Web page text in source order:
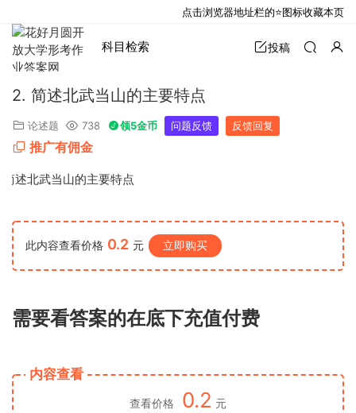
科目检索 投稿
2. 简述北武当山的主要特点
论述题 738 领5金币 问题反馈 反馈回复
推广有佣金
简述北武当山的主要特点
此内容查看价格 0.2 元 立即购买
需要看答案的在底下充值付费
内容查看
查看价格 0.2 元
点击浏览器地址栏的⭐图标收藏本页